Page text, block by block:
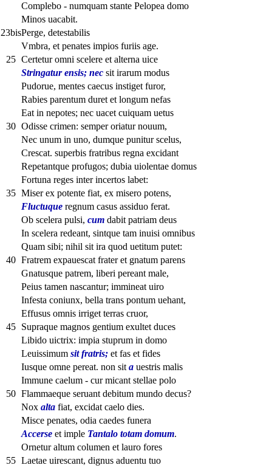
Complebo - numquam stante Pelopea domo
Minos uacabit.
23bisPerge, detestabilis
Vmbra, et penates impios furiis age.
25 Certetur omni scelere et alterna uice
Stringatur ensis; nec sit irarum modus
Pudorue, mentes caecus instiget furor,
Rabies parentum duret et longum nefas
Eat in nepotes; nec uacet cuiquam uetus
30 Odisse crimen: semper oriatur nouum,
Nec unum in uno, dumque punitur scelus,
Crescat. superbis fratribus regna excidant
Repetantque profugos; dubia uiolentae domus
Fortuna reges inter incertos labet:
35 Miser ex potente fiat, ex misero potens,
Fluctuque regnum casus assiduo ferat.
Ob scelera pulsi, cum dabit patriam deus
In scelera redeant, sintque tam inuisi omnibus
Quam sibi; nihil sit ira quod uetitum putet:
40 Fratrem expauescat frater et gnatum parens
Gnatusque patrem, liberi pereant male,
Peius tamen nascantur; immineat uiro
Infesta coniunx, bella trans pontum uehant,
Effusus omnis irriget terras cruor,
45
Supraque magnos gentium exultet duces
Libido uictrix: impia stuprum in domo
Leuissimum sit fratris; et fas et fides
Iusque omne pereat. non sit a uestris malis
Immune caelum - cur micant stellae polo
50 Flammaeque seruant debitum mundo decus?
Nox alta fiat, excidat caelo dies.
Misce penates, odia caedes funera
Accerse et imple Tantalo totam domum.
Ornetur altum columen et lauro fores
55 Laetae uirescant, dignus aduentu tuo